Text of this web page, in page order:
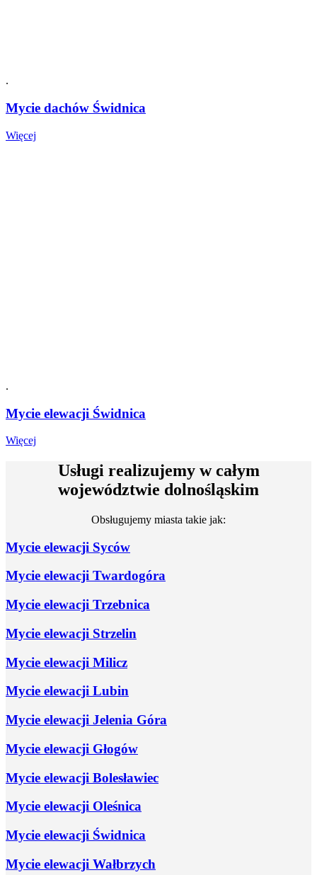
.
Mycie dachów Świdnica
Więcej
.
Mycie elewacji Świdnica
Więcej
ŚwidnicaUsługi realizujemy wcałym
województwie dolnośląskim
Obsługujemy miasta takie jak:
Mycie elewacji Syców
Mycie elewacji Twardogóra
Mycie elewacji Trzebnica
Mycie elewacji Strzelin
Mycie elewacji Milicz
Mycie elewacji Lubin
Mycie elewacji Jelenia Góra
Mycie elewacji Głogów
Mycie elewacji Bolesławiec
Mycie elewacji Oleśnica
Mycie elewacji Świdnica
Mycie elewacji Wałbrzych